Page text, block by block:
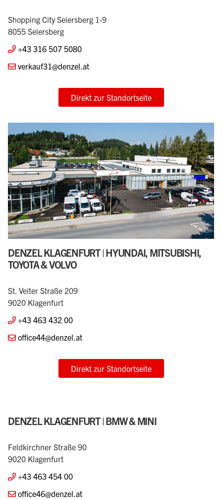
Shopping City Seiersberg 1-9
8055 Seiersberg
+43 316 507 5080
verkauf31@denzel.at
Direkt zur Standortseite
DENZEL KLAGENFURT | HYUNDAI, MITSUBISHI,
TOYOTA & VOLVO
St. Veiter Straße 209
9020 Klagenfurt
+43 463 432 00
office44@denzel.at
Direkt zur Standortseite
DENZEL KLAGENFURT | BMW & MINI
Feldkirchner Straße 90
9020 Klagenfurt
+43 463 454 00
office46@denzel.at